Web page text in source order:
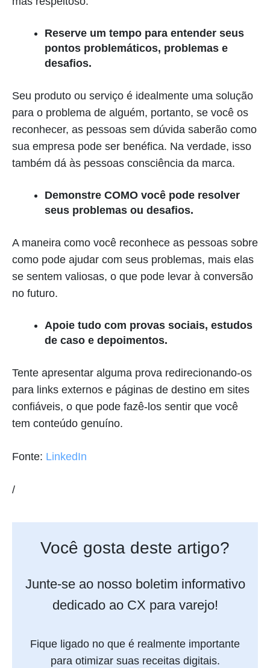
Reserve um tempo para entender seus
pontos problemáticos, problemas e
desafios.
Seu produto ou serviço é idealmente uma solução
para o problema de alguém, portanto, se você os
reconhecer, as pessoas sem dúvida saberão como
sua empresa pode ser benéfica. Na verdade, isso
também dá às pessoas consciência da marca.
Demonstre COMO você pode resolver
seus problemas ou desafios.
A maneira como você reconhece as pessoas sobre
como pode ajudar com seus problemas, mais elas
se sentem valiosas, o que pode levar à conversão
no futuro.
Apoie tudo com provas sociais, estudos
de caso e depoimentos.
Tente apresentar alguma prova redirecionando-os
para links externos e páginas de destino em sites
confiáveis, o que pode fazê-los sentir que você
tem conteúdo genuíno.
Fonte: LinkedIn
/
Você gosta deste artigo?
Junte-se ao nosso boletim informativo
dedicado ao CX para varejo!
Fique ligado no que é realmente importante
para otimizar suas receitas digitais.